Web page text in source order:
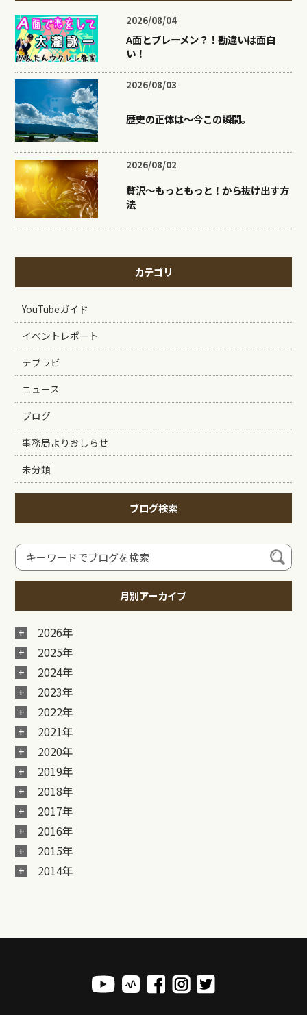
2026/08/04
A面とブレーメン？！勘違いは面白
い！
2026/08/03
歴史の正体は〜今この瞬間。
2026/08/02
贅沢〜もっともっと！から抜け出す方
法
カテゴリ
YouTubeガイド
イベントレポート
テブラビ
ニュース
ブログ
事務局よりおしらせ
未分類
ブログ検索
月別アーカイブ
2026年
2025年
2024年
2023年
2022年
2021年
2020年
2019年
2018年
2017年
2016年
2015年
2014年